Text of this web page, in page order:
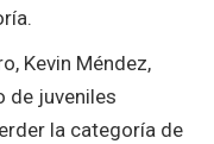
Kevin Méndez,
de juveniles
la categoría de